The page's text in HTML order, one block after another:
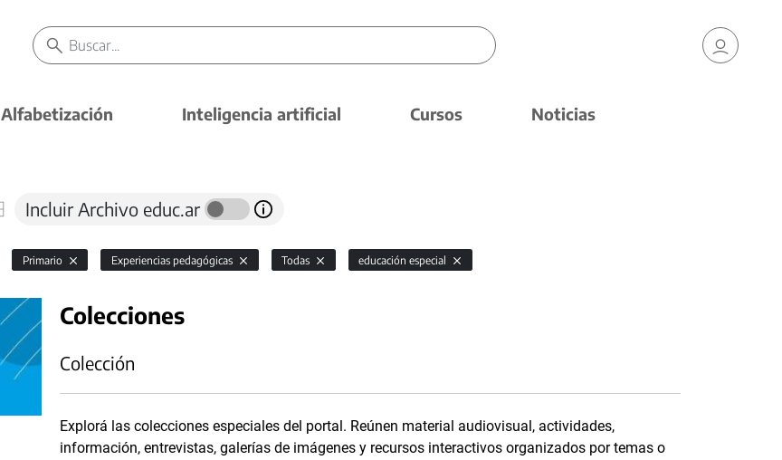
Alfabetización Inteligencia artificial Cursos Noticias
Incluir Archivo educ.ar
Primario Experiencias pedagógicas Todas educación especial
Colecciones
Colección
Explorá las colecciones especiales del portal. Reúnen material audiovisual, actividades,
información, entrevistas, galerías de imágenes y recursos interactivos organizados por temas o